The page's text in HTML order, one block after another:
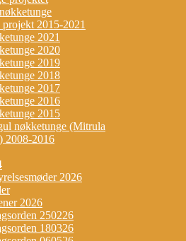
projekt 2015-2021
2021
2020
2019
2018
2017
2016
2015
nøkketunge (Mitrula
2008-2016
2026
2026
250226
180326